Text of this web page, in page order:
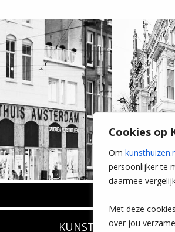
Cookies op
Om
persoonlijker te
daarmee
Met deze
over jou
4818 SB
KUNSTUITLEEN